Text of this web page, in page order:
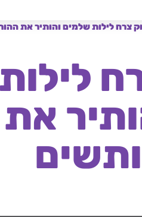
צרח לילות שלמים והותיר את
לילות
את